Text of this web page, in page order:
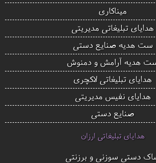
میناکاری
هدایای تبلیغاتی مدیریتی
ست هدیه صنایع دستی
هدیه آرامش و دمنوش
هدایای تبلیغاتی لاکچری
هدایای نفیس مدیریتی
صنایع دستی
هدایای تبلیغاتی ارزان
دستی سوزنی و برزنتی